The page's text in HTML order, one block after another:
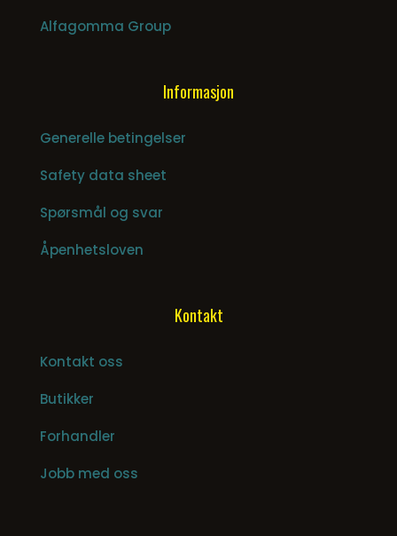
Alfagomma Group
Informasjon
Generelle betingelser
Safety data sheet
Spørsmål og svar
Åpenhetsloven
Kontakt
Kontakt oss
Butikker
Forhandler
Jobb med oss